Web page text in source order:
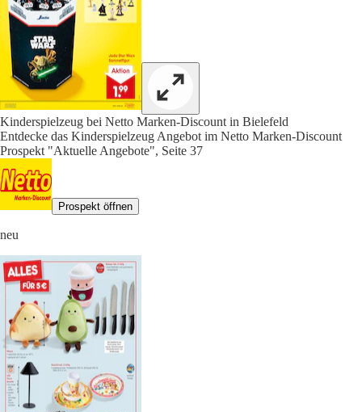
Kinderspielzeug bei Netto Marken-Discount in Bielefeld
Entdecke das Kinderspielzeug Angebot im Netto Marken-Discount
Prospekt "Aktuelle Angebote", Seite 37
Prospekt öffnen
neu